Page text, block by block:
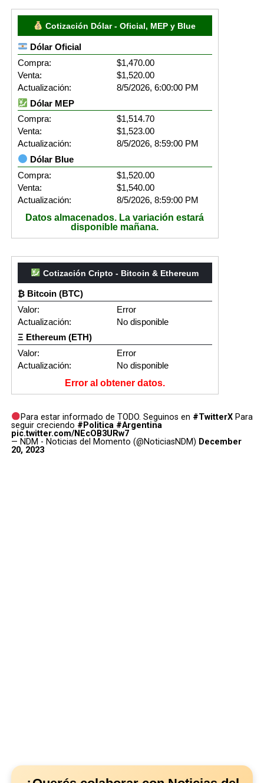
Cotización Dólar - Oficial, MEP y Blue
Dólar Oficial
Compra:
$1,470.00
Venta:
$1,520.00
Actualización:
8/5/2026, 6:00:00 PM
Dólar MEP
Compra:
$1,514.70
Venta:
$1,523.00
Actualización:
8/5/2026, 8:59:00 PM
Dólar Blue
Compra:
$1,520.00
Venta:
$1,540.00
Actualización:
8/5/2026, 8:59:00 PM
Datos almacenados. La variación estará
disponible mañana.
Cotización Cripto - Bitcoin & Ethereum
₿ Bitcoin (BTC)
Valor:
Error
Actualización:
No disponible
Ξ Ethereum (ETH)
Valor:
Error
Actualización:
No disponible
Error al obtener datos.
Para estar informado de TODO. Seguinos en #TwitterX Para
seguir creciendo #Politica #Argentina
pic.twitter.com/NEcOB3URw7
— NDM - Noticias del Momento (@NoticiasNDM) December
20, 2023